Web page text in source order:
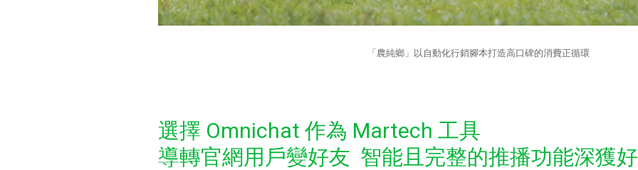
「農純鄉」以自動化行銷腳本打造高口碑的消費正循環
選擇 Omnichat 作為 Martech 工具
導轉官網用戶變好友 智能且完整的推播功能深獲